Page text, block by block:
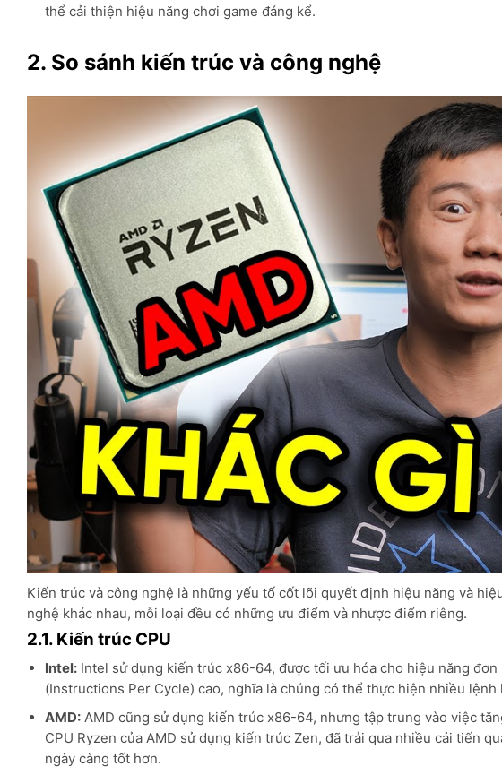
thể cải thiện hiệu năng chơi game đáng kể.
2. So sánh kiến trúc và công nghệ
Kiến trúc và công nghệ là những yếu tố cốt lõi quyết định hiệu năng và
nghệ khác nhau, mỗi loại đều có những ưu điểm và nhược điểm riêng.
2.1. Kiến trúc CPU
Intel:Intel sử dụng kiến trúc x86-64, được tối ưu hóa cho hiệu năng
(Instructions Per Cycle) cao, nghĩa là chúng có thể thực hiện nhiều
AMD:AMD cũng sử dụng kiến trúc x86-64, nhưng tập trung vào việc
CPU Ryzen của AMD sử dụng kiến trúc Zen, đã trải qua nhiều cải tiến
ngày càng tốt hơn.